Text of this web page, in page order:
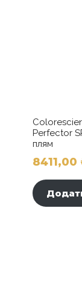
Perfector
плям
8411,00